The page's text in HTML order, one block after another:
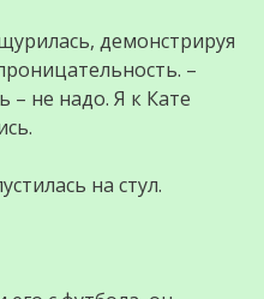
демонстрируя
–
– не надо. Я к Кате
на стул.